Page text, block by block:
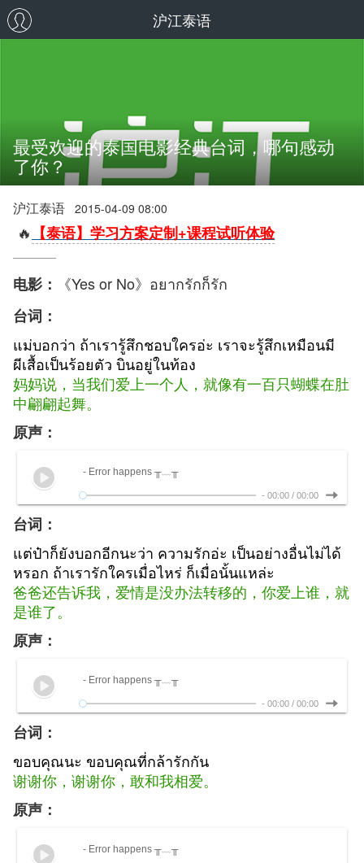
沪江泰语
最受欢迎的泰国电影经典台词，哪句感动
了你？
沪江泰语 2015-04-09 08:00
🔥 【泰语】学习方案定制+课程试听体验
电影：
《Yes or No》อยากรักก็รัก
台词：
แม่บอกว่า ถ้าเรารู้สึกชอบใครอ่ะ เราจะรู้สึกเหมือนมี
ผีเสื้อเป็นร้อยตัว บินอยู่ในท้อง
妈妈说，当我们爱上一个人，就像有一百只蝴蝶在肚
中翩翩起舞。
原声：
- Error happens ╥﹏╥
- 00:00 / 00:00
台词：
แต่ป๋าก็ยังบอกอีกนะว่า ความรักอ่ะ เป็นอย่างอื่นไม่ได้
หรอก ถ้าเรารักใครเมื่อไหร่ ก็เมื่อนั้นแหล่ะ
爸爸还告诉我，爱情是没办法转移的，你爱上谁，就
是谁了。
原声：
- Error happens ╥﹏╥
- 00:00 / 00:00
台词：
ขอบคุณนะ ขอบคุณที่กล้ารักกัน
谢谢你，谢谢你，敢和我相爱。
原声：
- Error happens ╥﹏╥